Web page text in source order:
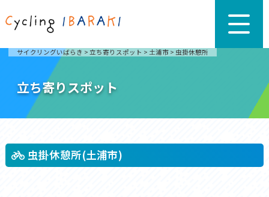
サイクリングいばらき > 立ち寄りスポット > 土浦市 > 虫掛休憩所
立ち寄りスポット
虫掛休憩所(土浦市)